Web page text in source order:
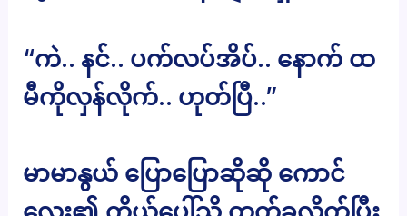
“ကဲ.. နင်.. ပက်လပ်အိပ်.. နောက် ထ
မီကိုလှန်လိုက်.. ဟုတ်ပြီ..”
မာမာနွယ် ပြောပြောဆိုဆို ကောင်